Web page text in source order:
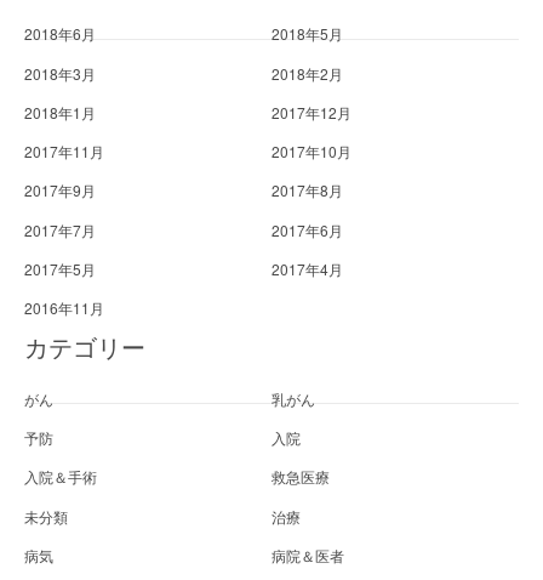
2018年6月
2018年5月
2018年3月
2018年2月
2018年1月
2017年12月
2017年11月
2017年10月
2017年9月
2017年8月
2017年7月
2017年6月
2017年5月
2017年4月
2016年11月
カテゴリー
がん
乳がん
予防
入院
入院＆手術
救急医療
未分類
治療
病気
病院＆医者